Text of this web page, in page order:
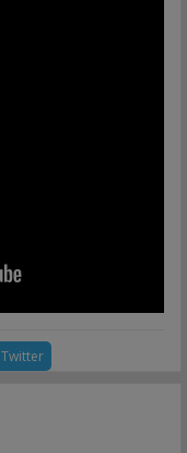
Twitter